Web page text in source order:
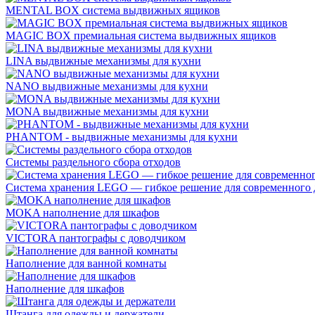
MENTAL BOX система выдвижных ящиков
MAGIC BOX премиальная система выдвижных ящиков
LINA выдвижные механизмы для кухни
NANO выдвижные механизмы для кухни
MONA выдвижные механизмы для кухни
PHANTOM - выдвижные механизмы для кухни
Системы раздельного сбора отходов
Система хранения LEGO — гибкое решение для современного
MOKA наполнение для шкафов
VICTORA пантографы с доводчиком
Наполнение для ванной комнаты
Наполнение для шкафов